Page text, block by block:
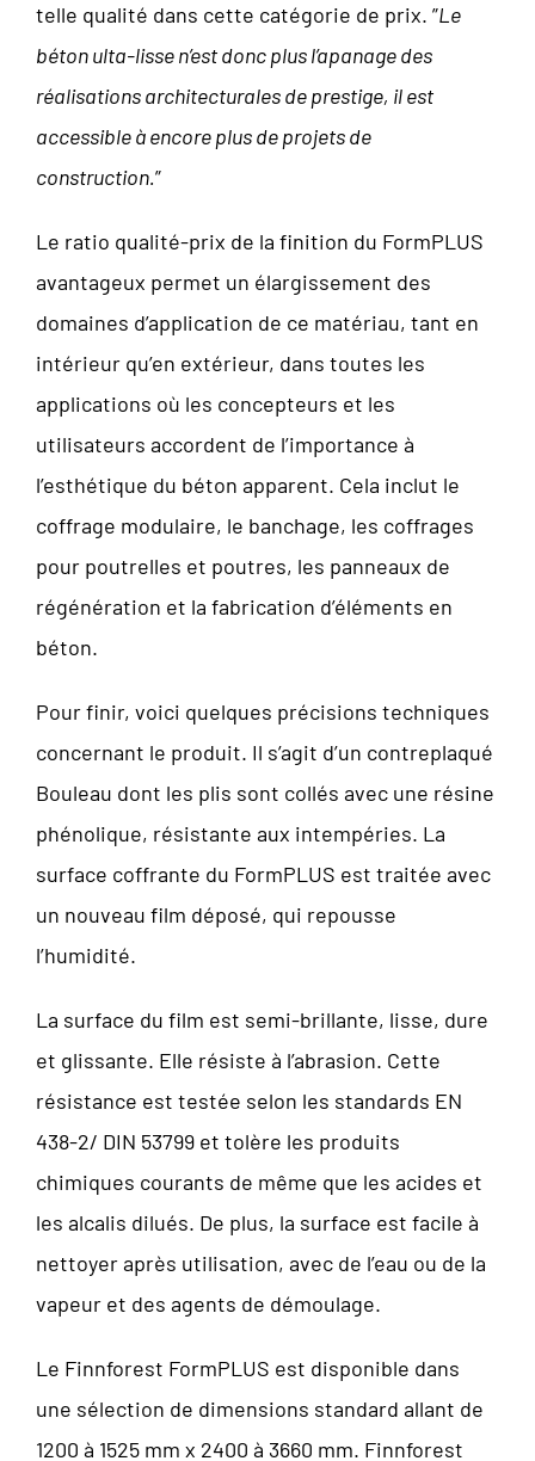
telle qualité dans cette catégorie de prix. ”Le
béton ulta-lisse n’est donc plus l’apanage des
réalisations architecturales de prestige, il est
accessible à encore plus de projets de
construction.”
Le ratio qualité-prix de la finition du FormPLUS
avantageux permet un élargissement des
domaines d’application de ce matériau, tant en
intérieur qu’en extérieur, dans toutes les
applications où les concepteurs et les
utilisateurs accordent de l’importance à
l’esthétique du béton apparent. Cela inclut le
coffrage modulaire, le banchage, les coffrages
pour poutrelles et poutres, les panneaux de
régénération et la fabrication d’éléments en
béton.
Pour finir, voici quelques précisions techniques
concernant le produit. Il s’agit d’un contreplaqué
Bouleau dont les plis sont collés avec une résine
phénolique, résistante aux intempéries. La
surface coffrante du FormPLUS est traitée avec
un nouveau film déposé, qui repousse
l’humidité.
La surface du film est semi-brillante, lisse, dure
et glissante. Elle résiste à l’abrasion. Cette
résistance est testée selon les standards EN
438-2/ DIN 53799 et tolère les produits
chimiques courants de même que les acides et
les alcalis dilués. De plus, la surface est facile à
nettoyer après utilisation, avec de l’eau ou de la
vapeur et des agents de démoulage.
Le Finnforest FormPLUS est disponible dans
une sélection de dimensions standard allant de
1200 à 1525 mm x 2400 à 3660 mm. Finnforest